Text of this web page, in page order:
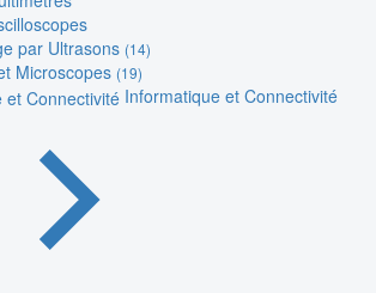
par Ultrasons (14)
Microscopes (19)
Informatique et Connectivité